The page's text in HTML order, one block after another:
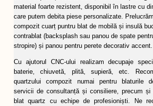
material foarte rezistent, disponibil în lastre cu
care putem debita piese personalizate.
compozit cuarț puntru blat de mobilă și insulă
contrablat (backsplash sau panou de spate
stropire) și panou pentru perete decorativ accent.
Cu ajutorul CNC-ului realizam decupaje
baterie, chiuvetă, plită, supieră, etc.
quartzului compozit numai pentru blaturile
servicii de consultanță și consiliere, precum și
blat quartz cu echipe de profesioniști. Ne